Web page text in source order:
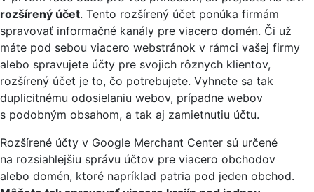
rozšírený účet. Tento rozšírený účet ponúka firmám
spravovať informačné kanály pre viacero domén. Či už
máte pod sebou viacero webstránok v rámci vašej firmy
alebo spravujete účty pre svojich rôznych klientov,
rozšírený účet je to, čo potrebujete. Vyhnete sa tak
duplicitnému odosielaniu webov, prípadne webov
s podobným obsahom, a tak aj zamietnutiu účtu.
Rozšírené účty v Google Merchant Center sú určené
na rozsiahlejšiu správu účtov pre viacero obchodov
alebo domén, ktoré napríklad patria pod jeden obchod.